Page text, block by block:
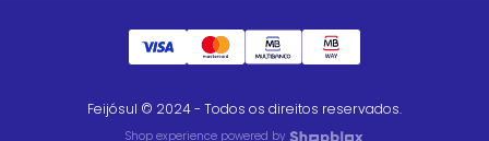
Feijósul © 2024 - Todos os direitos reservados.
Shop experience powered by